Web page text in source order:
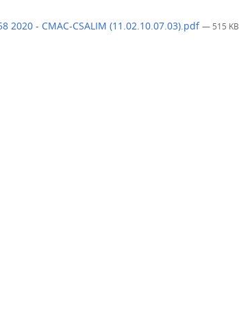
2020 - CMAC-CSALIM (11.02.10.07.03).pdf— 515 KB